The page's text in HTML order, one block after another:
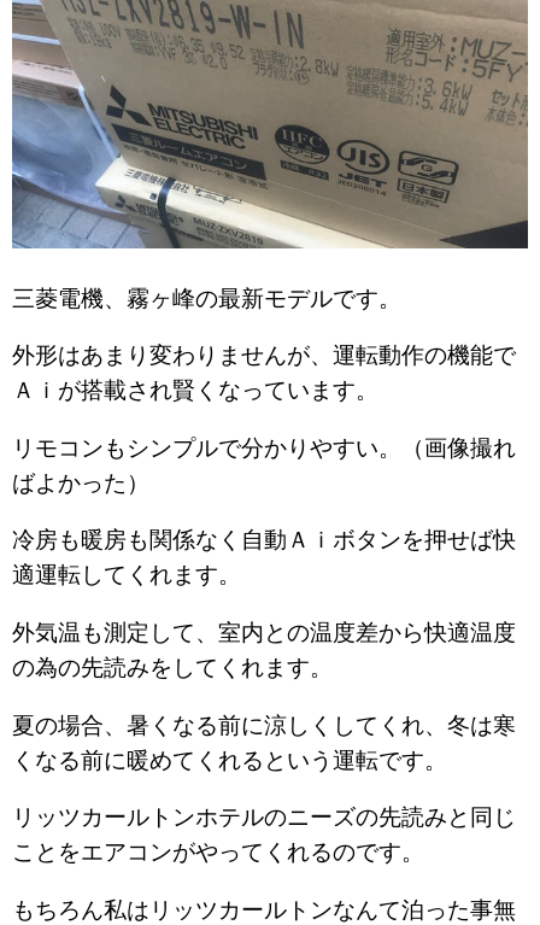
三菱電機、霧ヶ峰の最新モデルです。
外形はあまり変わりませんが、運転動作の機能で
Ａｉが搭載され賢くなっています。
リモコンもシンプルで分かりやすい。（画像撮れ
ばよかった）
冷房も暖房も関係なく自動Ａｉボタンを押せば快
適運転してくれます。
外気温も測定して、室内との温度差から快適温度
の為の先読みをしてくれます。
夏の場合、暑くなる前に涼しくしてくれ、冬は寒
くなる前に暖めてくれるという運転です。
リッツカールトンホテルのニーズの先読みと同じ
ことをエアコンがやってくれるのです。
もちろん私はリッツカールトンなんて泊った事無